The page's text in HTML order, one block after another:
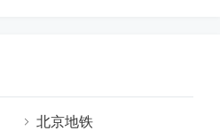
北京地铁